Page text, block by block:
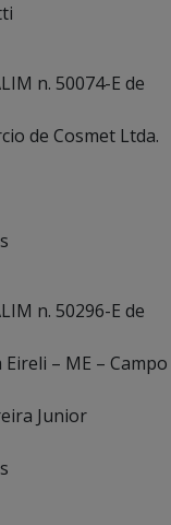
n. 50074-E de
de Cosmet Ltda.
n. 50296-E de
– ME – Campo
Junior